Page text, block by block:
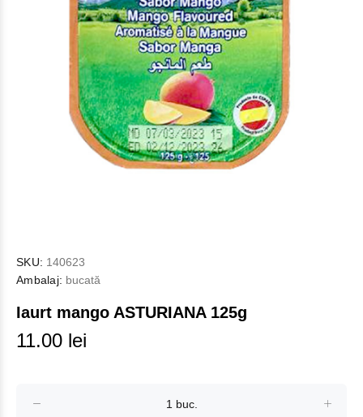
SKU: 140623
Ambalaj: bucată
Iaurt mango ASTURIANA 125g
11.00 lei